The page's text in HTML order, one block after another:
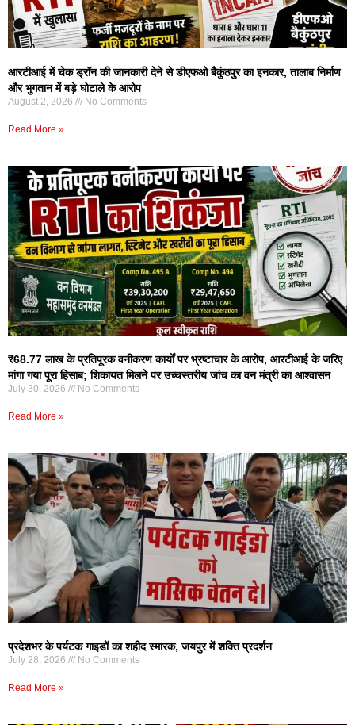
आरटीआई में चेक ड्रॉन की जानकारी देने से डीएफओ बैकुंठपुर का इनकार, तालाब निर्माण
और भुगतान में बड़े घोटाले के आरोप
August 2, 2026 No Comments
Read More »
₹68.77 लाख के प्रतिपूरक वनीकरण कार्यों पर भ्रष्टाचार के आरोप, आरटीआई के जरिए
मांगा गया पूरा हिसाब; शिकायत मिलने पर उच्चस्तरीय जांच का वन मंत्री का आश्वासन
July 30, 2026 No Comments
Read More »
प्रदेशभर के पर्यटक गाइडों का शहीद स्मारक, जयपुर में शक्ति प्रदर्शन
July 28, 2026 No Comments
Read More »